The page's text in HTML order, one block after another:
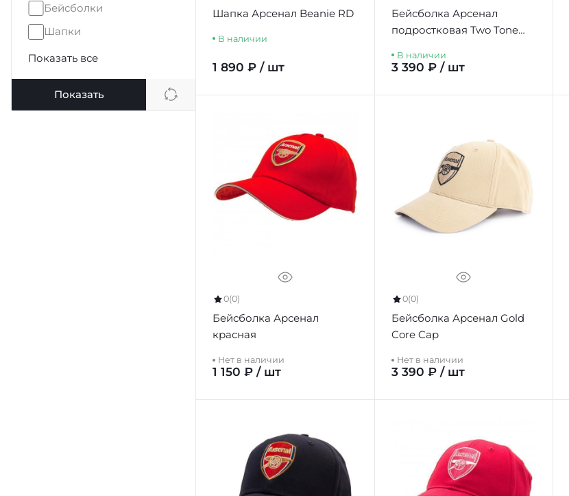
Бейсболки
Шапки
Показать все
Показать
Шапка Арсенал Beanie RD
В наличии
1 890 ₽ / шт
Бейсболка Арсенал
подростковая Two Tone
В наличии
3 390 ₽ / шт
0(0)
Бейсболка Арсенал
красная
Нет в наличии
1 150 ₽ / шт
0(0)
Бейсболка Арсенал Gold
Core Cap
Нет в наличии
3 390 ₽ / шт